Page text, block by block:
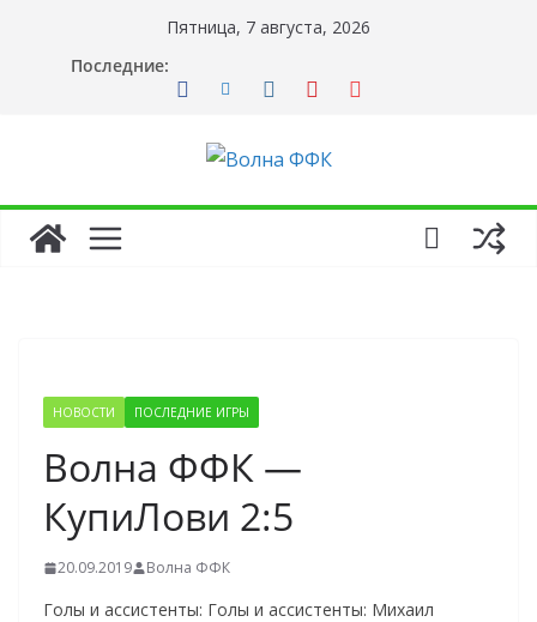
содержимому
Пятница, 7 августа, 2026
Последние:
НОВОСТИ ПОСЛЕДНИЕ ИГРЫ
Волна ФФК —
КупиЛови 2:5
20.09.2019 Волна ФФК
Голы и ассистенты: Голы и ассистенты: Михаил